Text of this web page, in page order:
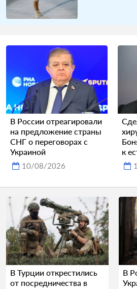
В России отреагировали
на предложение страны
СНГ о переговорах с
Украиной
10/08/2026
к
В Турции открестились
от посредничества в
В